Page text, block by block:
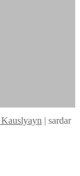
| sardar